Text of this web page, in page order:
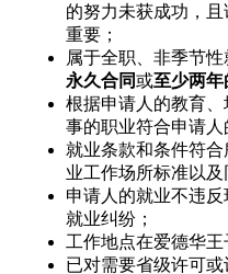
的努力未获成功，
重要；
属于全职、非季节
永久合同或至少两年
根据申请人的教育
事的职业符合申请人
就业条款和条件符
业工作场所标准以及
申请人的就业不违
就业纠纷；
工作地点在爱德华王
已对需要省级许可